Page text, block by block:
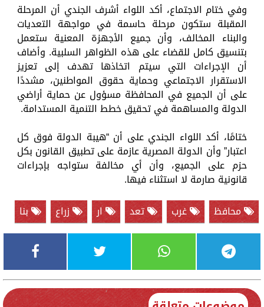
وفي ختام الاجتماع، أكد اللواء أشرف الجندي أن المرحلة
المقبلة ستكون مرحلة حاسمة في مواجهة التعديات
والبناء المخالف، وأن جميع الأجهزة المعنية ستعمل
بتنسيق كامل للقضاء على هذه الظواهر السلبية. وأضاف
أن الإجراءات التي سيتم اتخاذها تهدف إلى تعزيز
الاستقرار الاجتماعي وحماية حقوق المواطنين، مشددًا
على أن الجميع في المحافظة مسؤول عن حماية أراضي
الدولة والمساهمة في تحقيق خطط التنمية المستدامة.
ختامًا، أكد اللواء الجندي على أن “هيبة الدولة فوق كل
اعتبار” وأن الدولة المصرية عازمة على تطبيق القانون بكل
حزم على الجميع، وأن أي مخالفة ستواجه بإجراءات
قانونية صارمة لا استثناء فيها.
محافظ
غرب تعد ار زراع بنا